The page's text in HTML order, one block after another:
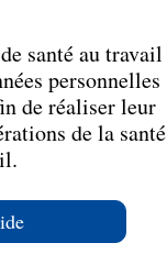
santé au travail
personnelles
de réaliser leur
de la santé